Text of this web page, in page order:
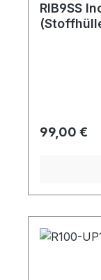
RIB9SS
Regulärer
99,00 €